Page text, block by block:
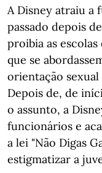
A Disney atraiu a
passado depois
proibia as
que se
orientação
Depois de, de
o assunto, a
funcionários e
a lei "Não Digas
estigmatizar a